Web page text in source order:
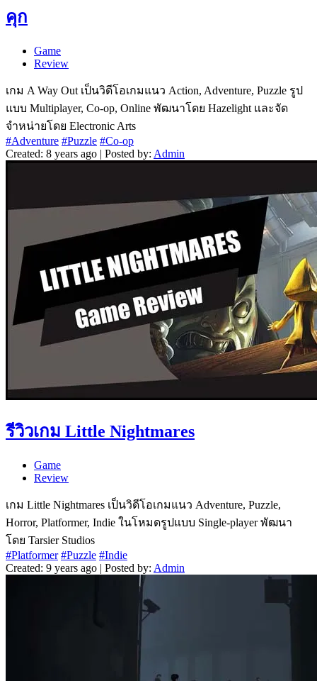
คุก
Game
Review
เกม A Way Out เป็นวิดีโอเกมแนว Action, Adventure, Puzzle รูป
แบบ Multiplayer, Co-op, Online พัฒนาโดย Hazelight และจัด
จำหน่ายโดย Electronic Arts
#Adventure #Puzzle #Co-op
Created: 8 years ago | Posted by: Admin
รีวิวเกม Little Nightmares
Game
Review
เกม Little Nightmares เป็นวิดีโอเกมแนว Adventure, Puzzle,
Horror, Platformer, Indie ในโหมดรูปแบบ Single-player พัฒนา
โดย Tarsier Studios
#Platformer #Puzzle #Indie
Created: 9 years ago | Posted by: Admin